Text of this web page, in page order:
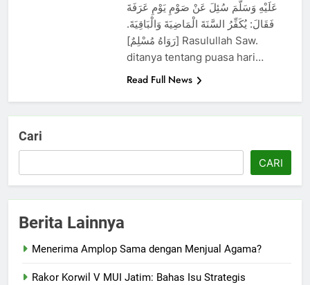
عَلَيْهِ وَسَلَّمَ سُئِلَ عَنْ صَوْمِ يَوْمِ عَرَفَةَ
فَقَالَ: يُكَفِّرُ السَّنَةَ الْمَاضِيَةَ وَالْبَاقِيَةَ.
[رَوَاهُ مُسْلِمٌ] Rasulullah Saw.
ditanya tentang puasa hari…
Read Full News
Cari
CARI
Berita Lainnya
Menerima Amplop Sama dengan Menjual Agama?
Rakor Korwil V MUI Jatim: Bahas Isu Strategis